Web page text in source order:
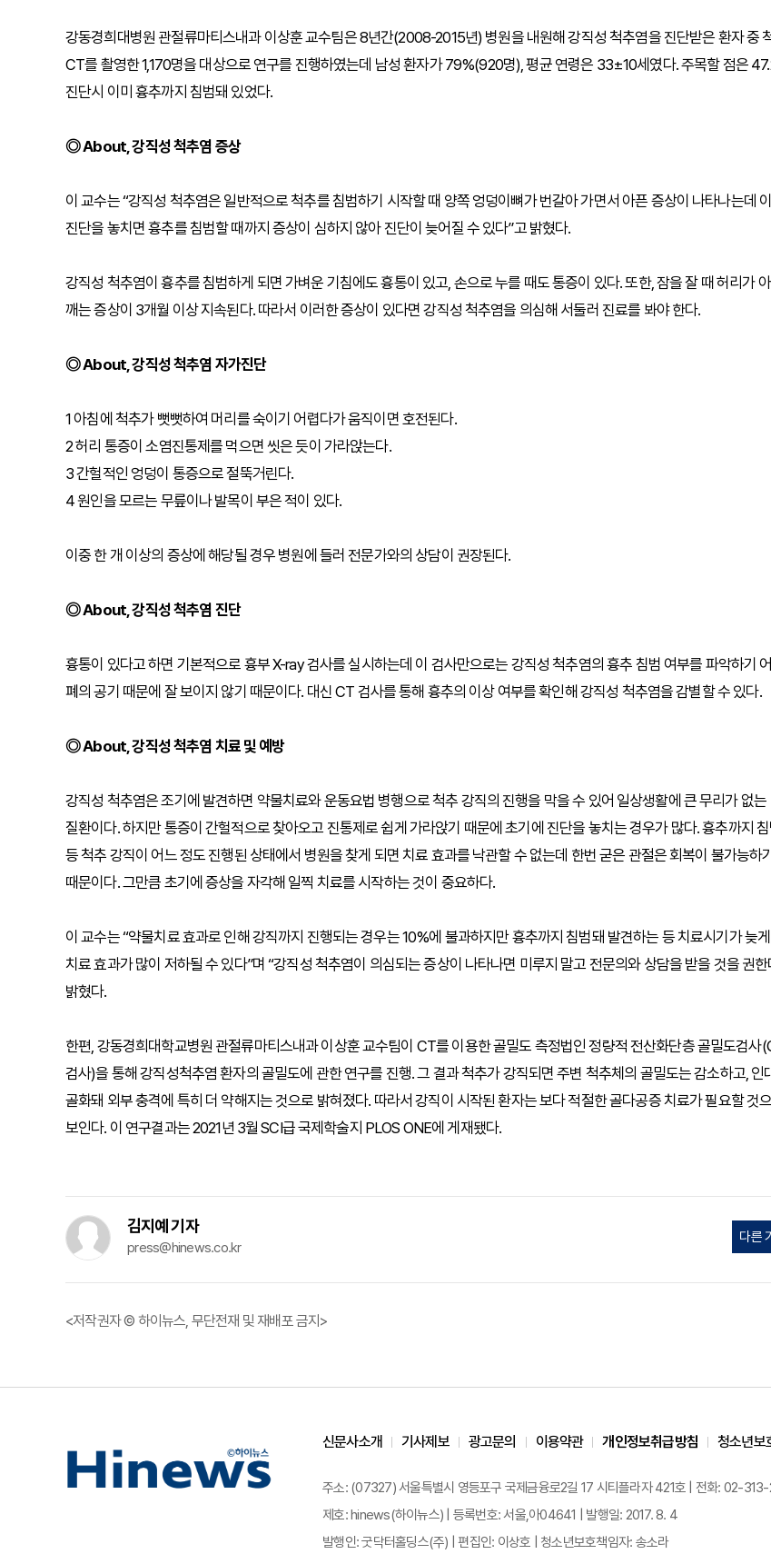
강동경희대병원 관절류마티스내과 이상훈 교수팀은 8년간(2008-2015년) 병원을 내원해 강직성 척추염을 진단받은 환자 중
CT를 촬영한 1,170명을 대상으로 연구를 진행하였는데 남성 환자가 79%(920명), 평균 연령은 33±10세였다. 주목할 점은
진단시 이미 흉추까지 침범돼 있었다.
◎ About, 강직성 척추염 증상
이 교수는 “강직성 척추염은 일반적으로 척추를 침범하기 시작할 때 양쪽 엉덩이뼈가 번갈아 가면서 아픈 증상이 나타나는데
진단을 놓치면 흉추를 침범할 때까지 증상이 심하지 않아 진단이 늦어질 수 있다”고 밝혔다.
강직성 척추염이 흉추를 침범하게 되면 가벼운 기침에도 흉통이 있고, 손으로 누를 때도 통증이 있다. 또한, 잠을 잘 때 허리가
깨는 증상이 3개월 이상 지속된다. 따라서 이러한 증상이 있다면 강직성 척추염을 의심해 서둘러 진료를 봐야 한다.
◎ About, 강직성 척추염 자가진단
1 아침에 척추가 뻣뻣하여 머리를 숙이기 어렵다가 움직이면 호전된다.
2 허리 통증이 소염진통제를 먹으면 씻은 듯이 가라앉는다.
3 간헐적인 엉덩이 통증으로 절뚝거린다.
4 원인을 모르는 무릎이나 발목이 부은 적이 있다.
이중 한 개 이상의 증상에 해당될 경우 병원에 들러 전문가와의 상담이 권장된다.
◎ About, 강직성 척추염 진단
흉통이 있다고 하면 기본적으로 흉부 X-ray 검사를 실시하는데 이 검사만으로는 강직성 척추염의 흉추 침범 여부를 파악하기
폐의 공기 때문에 잘 보이지 않기 때문이다. 대신 CT 검사를 통해 흉추의 이상 여부를 확인해 강직성 척추염을 감별할 수 있다.
◎ About, 강직성 척추염 치료 및 예방
강직성 척추염은 조기에 발견하면 약물치료와 운동요법 병행으로 척추 강직의 진행을 막을 수 있어 일상생활에 큰 무리가 없는
질환이다. 하지만 통증이 간헐적으로 찾아오고 진통제로 쉽게 가라앉기 때문에 초기에 진단을 놓치는 경우가 많다. 흉추까지
등 척추 강직이 어느 정도 진행된 상태에서 병원을 찾게 되면 치료 효과를 낙관할 수 없는데 한번 굳은 관절은 회복이 불가능하기
때문이다. 그만큼 초기에 증상을 자각해 일찍 치료를 시작하는 것이 중요하다.
이 교수는 “약물치료 효과로 인해 강직까지 진행되는 경우는 10%에 불과하지만 흉추까지 침범돼 발견하는 등 치료시기가 늦
치료 효과가 많이 저하될 수 있다”며 “강직성 척추염이 의심되는 증상이 나타나면 미루지 말고 전문의와 상담을 받을 것을 권한
밝혔다.
한편, 강동경희대학교병원 관절류마티스내과 이상훈 교수팀이 CT를 이용한 골밀도 측정법인 정량적 전산화단층 골밀도검사
검사)을 통해 강직성척추염 환자의 골밀도에 관한 연구를 진행. 그 결과 척추가 강직되면 주변 척추체의 골밀도는 감소하고, 인
골화돼 외부 충격에 특히 더 약해지는 것으로 밝혀졌다. 따라서 강직이 시작된 환자는 보다 적절한 골다공증 치료가 필요할 것
보인다. 이 연구결과는 2021년 3월 SCI급 국제학술지 PLOS ONE에 게재됐다.
김지예 기자
press@hinews.co.kr
다른
<저작권자 © 하이뉴스, 무단전재 및 재배포 금지>
신문사소개 기사제보 광고문의 이용약관 개인정보취급방침 청소년보
주소: (07327) 서울특별시 영등포구 국제금융로2길 17 시티플라자 421호 | 전화: 02-
제호: hinews(하이뉴스) | 등록번호: 서울,아04641 | 발행일: 2017. 8. 4
발행인: 굿닥터홀딩스(주) | 편집인: 이상호 | 청소년보호책임자: 송소라